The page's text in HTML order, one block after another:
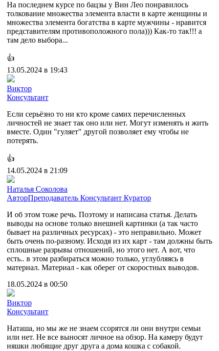
На последнем курсе по бацзы у Вин Лео понравилось
толкование множества элемента власти в карте женщины и
множества элемента богатства в карте мужчины - нравится
представителям противоположного пола))) Как-то так!!! а
там дело выбора...
👍
13.05.2024 в 19:43
Виктор
Консультант
Если серьёзно то ни кто кроме самих перечисленных
личностей не знает так оно или нет. Могут изменять и жить
вместе. Один "гуляет" другой позволяет ему чтобы не
потерять.
👍
14.05.2024 в 21:09
Наталья Соколова
АвторПреподаватель Консультант Куратор
И об этом тоже речь. Поэтому и написана статья. Делать
выводы на основе только внешней картинки (а так часто
бывает на различных ресурсах) - это неправильно. Может
быть очень по-разному. Исходя из их карт - там должны быть
сплошные разрывы отношений, но этого нет. А вот, что
есть.. в этом разбираться можно только, углубляясь в
материал. Материал - как оберег от скоростных выводов.
18.05.2024 в 00:50
Виктор
Консультант
Наташа, но мы же не знаем ссорятся ли они внутри семьи
или нет. Не все выносят личное на обзор. На камеру будут
няшки любящие друг друга а дома кошка с собакой.